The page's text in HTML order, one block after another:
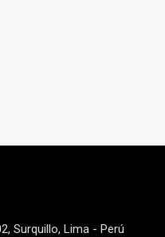
Surquillo, Lima - Perú